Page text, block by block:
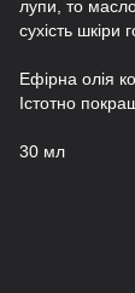
лупи, то
сухість шкіри
Ефірна олія
Істотно
30 мл